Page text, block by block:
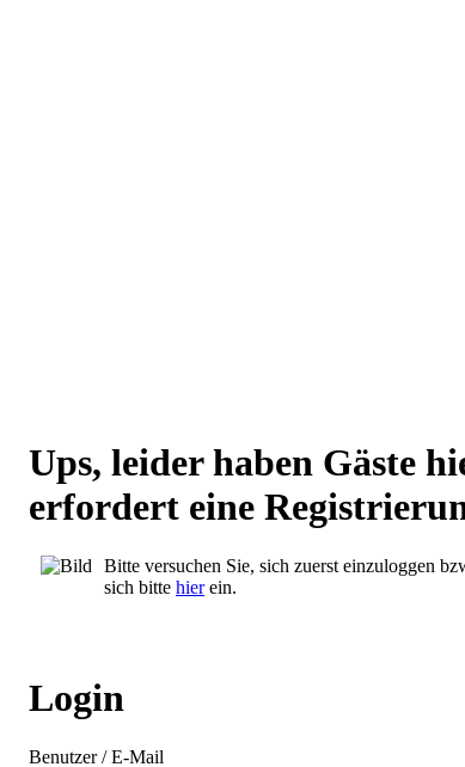
Ups, leider haben Gäste
erfordert eine
Bitte versuchen Sie, sich zuerst einzuloggen
sich bitte hierein.
Login
Benutzer / E-Mail